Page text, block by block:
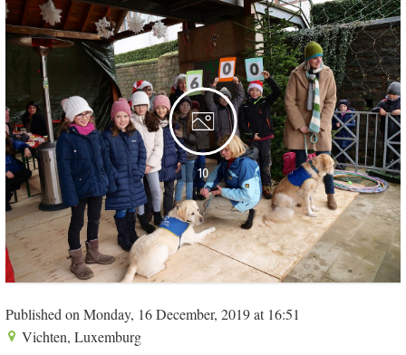
10
Published on Monday, 16 December, 2019 at 16:51
Vichten, Luxemburg